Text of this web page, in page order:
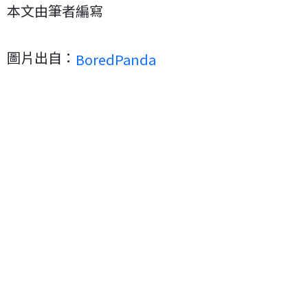
本文由筆者編寫
圖片出自： BoredPanda